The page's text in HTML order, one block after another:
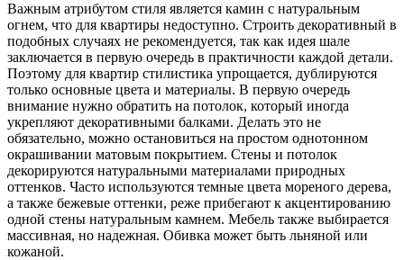
Важным атрибутом стиля является камин с натуральным
огнем, что для квартиры недоступно. Строить декоративный в
подобных случаях не рекомендуется, так как идея шале
заключается в первую очередь в практичности каждой детали.
Поэтому для квартир стилистика упрощается, дублируются
только основные цвета и материалы. В первую очередь
внимание нужно обратить на потолок, который иногда
укрепляют декоративными балками. Делать это не
обязательно, можно остановиться на простом однотонном
окрашивании матовым покрытием. Стены и потолок
декорируются натуральными материалами природных
оттенков. Часто используются темные цвета мореного дерева,
а также бежевые оттенки, реже прибегают к акцентированию
одной стены натуральным камнем. Мебель также выбирается
массивная, но надежная. Обивка может быть льняной или
кожаной.